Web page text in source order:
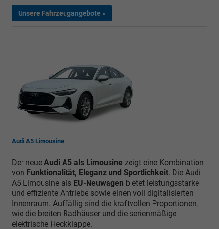
Unsere Fahrzeugangebote »
Audi A5 Limousine
Der neue Audi A5 als Limousine zeigt eine Kombination
von Funktionalität, Eleganz und Sportlichkeit. Die Audi
A5 Limousine als EU-Neuwagen bietet leistungsstarke
und effiziente Antriebe sowie einen voll digitalisierten
Innenraum. Auffällig sind die kraftvollen Proportionen,
wie die breiten Radhäuser und die serienmäßige
elektrische Heckklappe.